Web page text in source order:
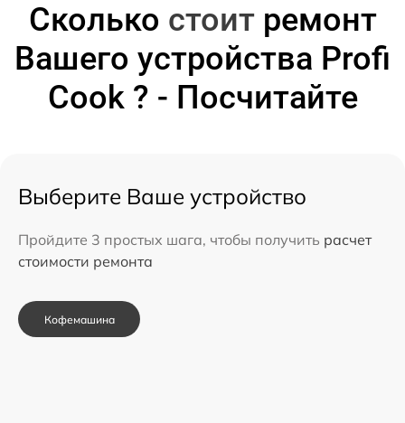
Сколько стоитремонт
Вашего устройства Profi
Cook ? - Посчитайте
Выберите Ваше устройство
Пройдите 3 простых шага, чтобы получить расчет
стоимости ремонта
Кофемашина